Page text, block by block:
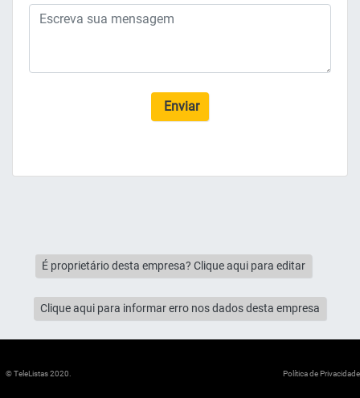
Enviar
É proprietário desta empresa? Clique aqui para editar
Clique aqui para informar erro nos dados desta empresa
© TeleListas 2020. Política de Privacidade